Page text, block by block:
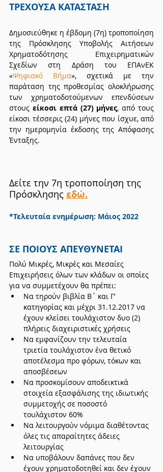
ΤΡΕΧΟΥΣΑ ΚΑΤΑΣΤΑΣΗ
Δημοσιεύθηκε η έβδομη (7η) τροποποίηση
της Πρόσκλησης Υποβολής Αιτήσεων
Χρηματοδότησης Επιχειρηματικών
Σχεδίων στη Δράση του ΕΠΑνΕΚ
«Ψηφιακό Βήμα», σχετικά με την
παράταση της προθεσμίας ολοκλήρωσης
των χρηματοδοτούμενων επενδύσεων
στους είκοσι επτά (27) μήνες, από τους
είκοσι τέσσερις (24) μήνες που ίσχυε, από
την ημερομηνία έκδοσης της Απόφασης
Ένταξης.
Δείτε την 7η τροποποίηση της
Πρόσκλησης εδώ.
*Τελευταία ενημέρωση: Μάιος 2022
ΣΕ ΠΟΙΟΥΣ ΑΠΕΥΘΥΝΕΤΑΙ
Πολύ Μικρές, Μικρές και Μεσαίες
Επιχειρήσεις όλων των κλάδων οι οποίες
για να συμμετέχουν θα πρέπει:
Να τηρούν βιβλία Β΄ και Γ’
κατηγορίας και μέχρι 31.12.2017 να
έχουν κλείσει τουλάχιστον δυο (2)
πλήρεις διαχειριστικές χρήσεις
Να εμφανίζουν την τελευταία
τριετία τουλάχιστον ένα θετικό
αποτέλεσμα προ φόρων, τόκων και
αποσβέσεων
Να προσκομίσουν αποδεικτικά
στοιχεία εξασφάλισης της ιδιωτικής
συμμετοχής σε ποσοστό
τουλάχιστον 60%
Να λειτουργούν νόμιμα διαθέτοντας
όλες τις απαραίτητες άδειες
λειτουργίας
Να υποβάλουν δαπάνες που δεν
έχουν χρηματοδοτηθεί και δεν έχουν